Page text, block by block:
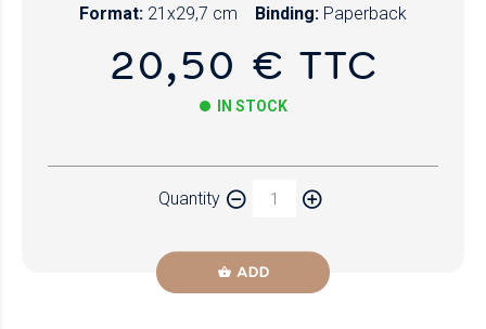
Format: 21x29,7 cm Binding: Paperback
20,50 € TTC
IN STOCK
Quantity
ADD